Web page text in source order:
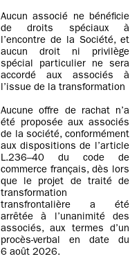
Aucun associé ne bénéficie
de droits spéciaux à
l’encontre de la Société, et
aucun droit ni privilège
spécial particulier ne sera
accordé aux associés à
l’issue de la transformation
Aucune offre de rachat n’a
été proposée aux associés
de la société, conformément
aux dispositions de l’article
L.236–40 du code de
commerce français, dès lors
que le projet de traité de
transformation
transfrontalière a été
arrêtée à l’unanimité des
associés, aux termes d’un
procès-verbal en date du
6 août 2026.